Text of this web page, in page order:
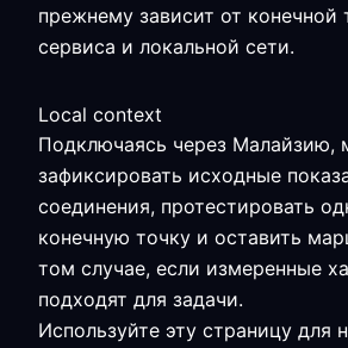
прежнему зависит от конечной
сервиса и локальной сети.
Local context
Подключаясь через Малайзию,
зафиксировать исходные
соединения, протестировать
конечную точку и оставить
том случае, если измеренные
подходят для задачи.
Используйте эту страницу для